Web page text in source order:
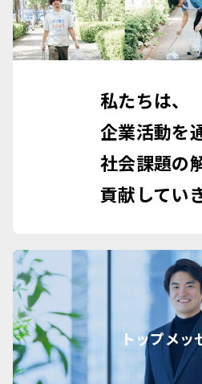
私たちは、
企業活動を
社会課題の
貢献してい
トップメッ